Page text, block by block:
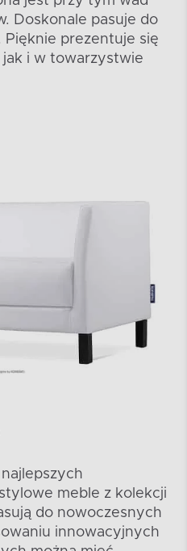
Doskonale pasuje do
prezentuje się
jak i w towarzystwie
meble z kolekcji
do nowoczesnych
innowacyjnych